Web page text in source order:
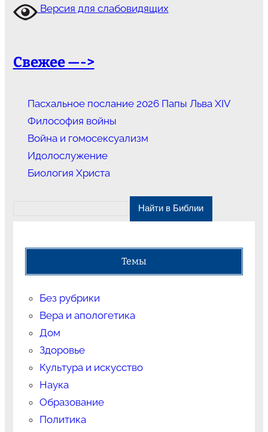
Версия для слабовидящих
Свежее —->
Пасхальное послание 2026 Папы Льва XIV
Философия войны
Война и гомосексуализм
Идолослужение
Биология Христа
Темы
Без рубрики
Вера и апологетика
Дом
Здоровье
Культура и искусство
Наука
Образование
Политика